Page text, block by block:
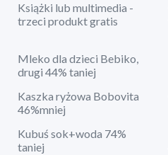
Książki lub multimedia -
trzeci produkt gratis
Mleko dla dzieci Bebiko,
drugi 44% taniej
Kaszka ryżowa Bobovita
46%mniej
Kubuś sok+woda 74%
taniej